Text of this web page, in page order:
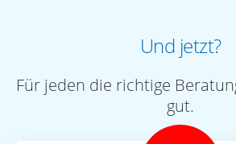
Und jetzt?
Für jeden die richtige
gut.